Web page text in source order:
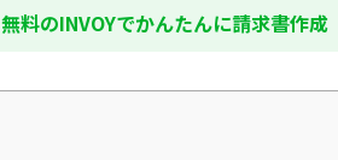
無料のINVOYでかんたんに請求書作成